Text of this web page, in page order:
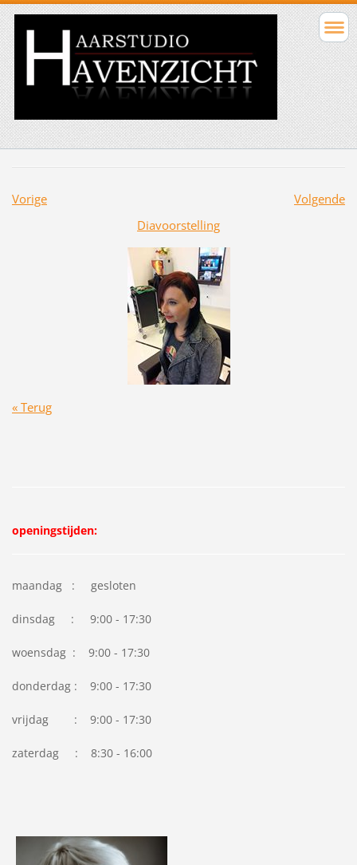
Vorige
Volgende
Diavoorstelling
« Terug
openingstijden:
maandag : gesloten
dinsdag : 9:00 - 17:30
woensdag : 9:00 - 17:30
donderdag : 9:00 - 17:30
vrijdag : 9:00 - 17:30
zaterdag : 8:30 - 16:00